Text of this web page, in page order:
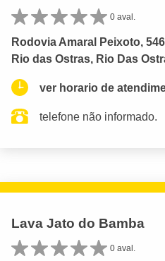
0 aval.
Rodovia Amaral Peixoto,
Rio das Ostras, Rio Das
ver horario de
telefone não informado.
Lava Jato do Bamba
0 aval.